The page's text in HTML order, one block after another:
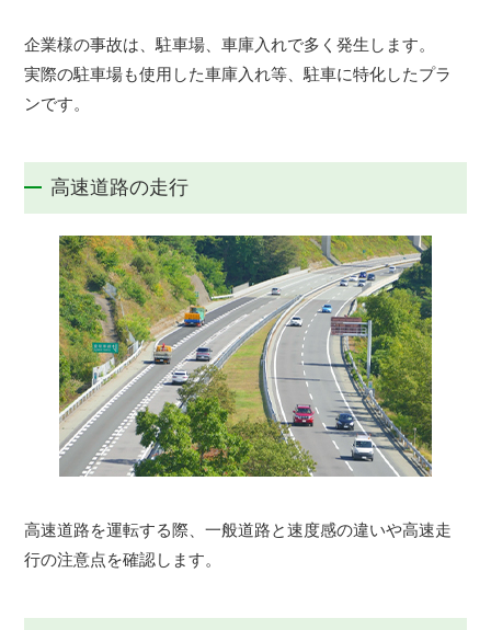
企業様の事故は、駐車場、車庫入れで多く発生します。
実際の駐車場も使用した車庫入れ等、駐車に特化したプラ
ンです。
高速道路の走行
高速道路を運転する際、一般道路と速度感の違いや高速走
行の注意点を確認します。